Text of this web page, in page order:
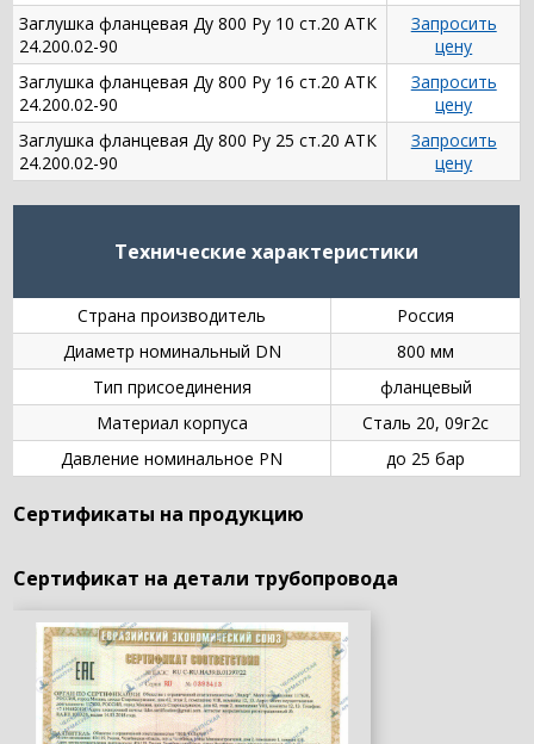
Заглушка фланцевая Ду 800 Ру 10 ст.20 АТК
24.200.02-90
Запросить
цену
Заглушка фланцевая Ду 800 Ру 16 ст.20 АТК
24.200.02-90
Запросить
цену
Заглушка фланцевая Ду 800 Ру 25 ст.20 АТК
24.200.02-90
Запросить
цену
Технические характеристики
Страна производитель
Россия
Диаметр номинальный DN
800 мм
Тип присоединения
фланцевый
Материал корпуса
Сталь 20, 09г2с
Давление номинальное PN
до 25 бар
Сертификаты на продукцию
Сертификат на детали трубопровода